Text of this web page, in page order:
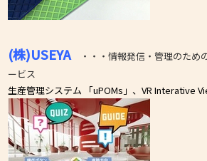
(株)USEYA ・・・情報発信・管理のため
ービス
生産管理システム 「uPOMs」、VR Interative